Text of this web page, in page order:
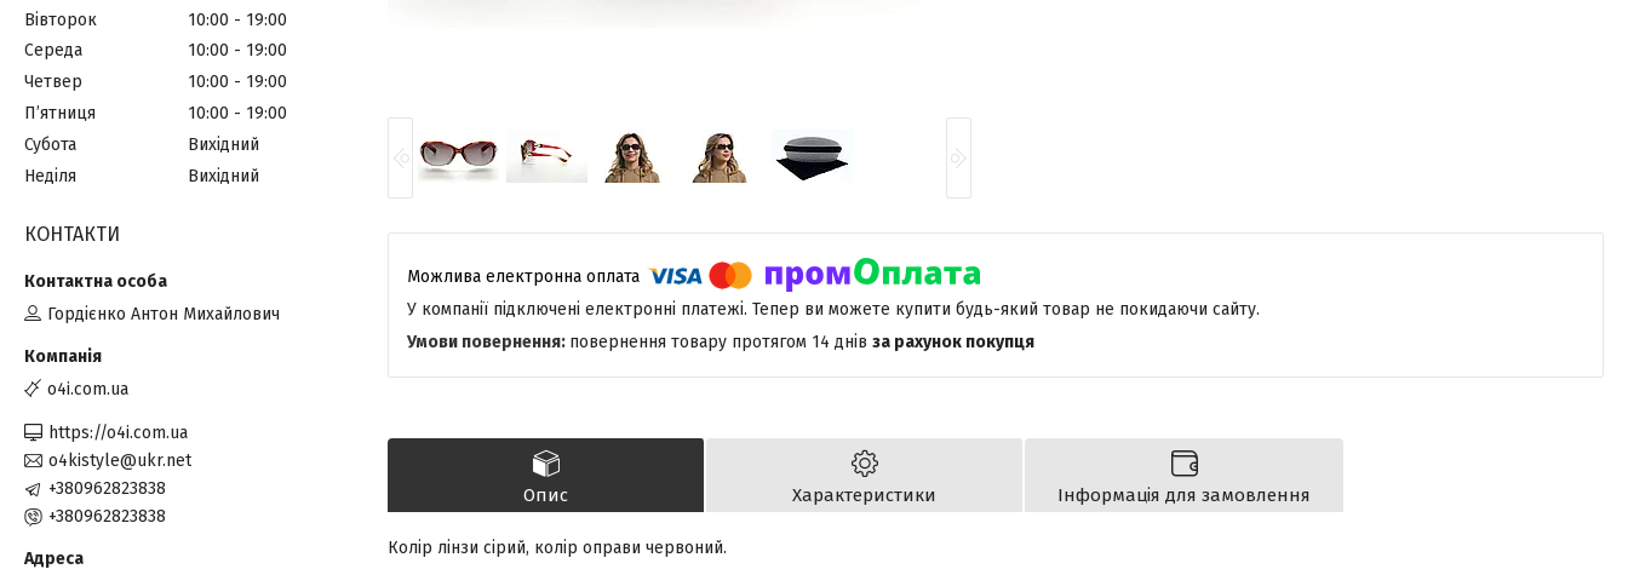
У компанії підключені електронні платежі. Тепер ви можете купити будь-який товар не покидаючи сайту.
повернення товару протягом 14 днів за рахунок покупця
Опис Характеристики Інформація для замовлення
Колір лінзи сірий, колір оправи червоний.
Вівторок
10:00
19:00
Середа
10:00
19:00
Четвер
10:00
19:00
Пʼятниця
10:00
19:00
Субота
Вихідний
Неділя
Вихідний
КОНТАКТИ
Гордієнко Антон Михайлович
o4i.com.ua
https://o4i.com.ua
o4kistyle@ukr.net
+380962823838
+380962823838